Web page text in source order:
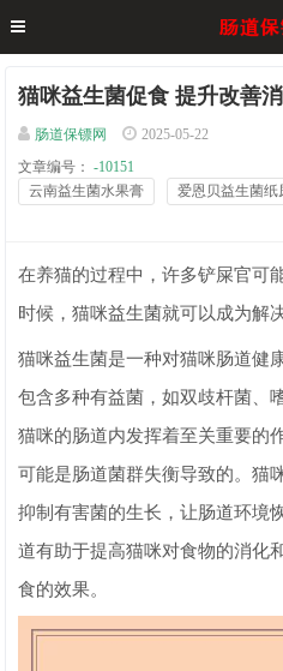
猫咪益生菌促食 提升改善
肠道保镖网
2025-05-22
文章编号：
-10151
云南益生菌水果膏
爱恩贝益生菌纸
在养猫的过程中，许多铲屎官可
时候，猫咪益生菌就可以成为解
猫咪益生菌是一种对猫咪肠道健
包含多种有益菌，如双歧杆菌、
猫咪的肠道内发挥着至关重要的
可能是肠道菌群失衡导致的。猫
抑制有害菌的生长，让肠道环境
道有助于提高猫咪对食物的消化
食的效果。